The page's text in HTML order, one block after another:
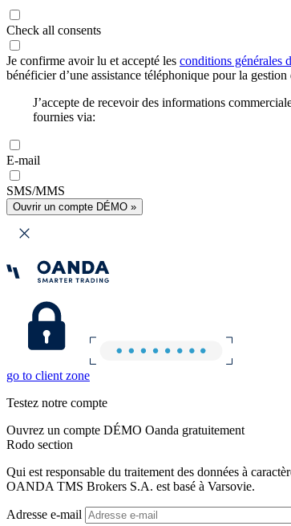
Check all consents
Je confirme avoir lu et accepté les conditions générales
bénéficier d’une assistance téléphonique pour la
J’accepte de recevoir des informations
fournies via:
E-mail
SMS/MMS
Ouvrir un compte DÉMO »
go to client zone
Testez notre compte
Ouvrez un compte DÉMO Oanda gratuitement
Rodo section
Qui est responsable du traitement des données à
OANDA TMS Brokers S.A. est basé à Varsovie.
Adresse e-mail